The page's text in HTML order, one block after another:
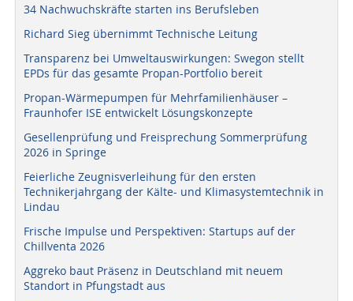
34 Nachwuchskräfte starten ins Berufsleben
Richard Sieg übernimmt Technische Leitung
Transparenz bei Umweltauswirkungen: Swegon stellt
EPDs für das gesamte Propan-Portfolio bereit
Propan-Wärmepumpen für Mehrfamilienhäuser –
Fraunhofer ISE entwickelt Lösungskonzepte
Gesellenprüfung und Freisprechung Sommerprüfung
2026 in Springe
Feierliche Zeugnisverleihung für den ersten
Technikerjahrgang der Kälte- und Klimasystemtechnik in
Lindau
Frische Impulse und Perspektiven: Startups auf der
Chillventa 2026
Aggreko baut Präsenz in Deutschland mit neuem
Standort in Pfungstadt aus